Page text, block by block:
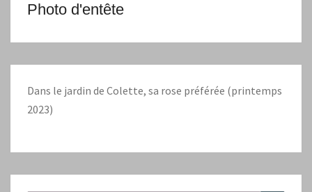
Photo d'entête
Dans le jardin de Colette, sa rose préférée (printemps
2023)